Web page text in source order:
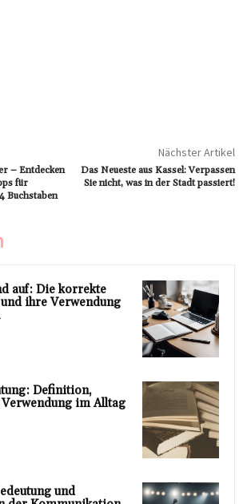
– Entdecken
für
Buchstaben
Nächster Artikel
Das Neueste aus Kassel: Verpassen
Sie nicht, was in der Stadt passiert!
auf: Die korrekte
ihre Verwendung
Definition,
im Alltag
und